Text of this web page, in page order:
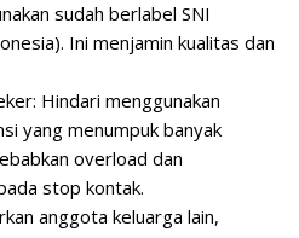
sudah berlabel SNI
Ini menjamin kualitas dan
Hindari menggunakan
yang menumpuk banyak
overload dan
stop kontak.
anggota keluarga lain,